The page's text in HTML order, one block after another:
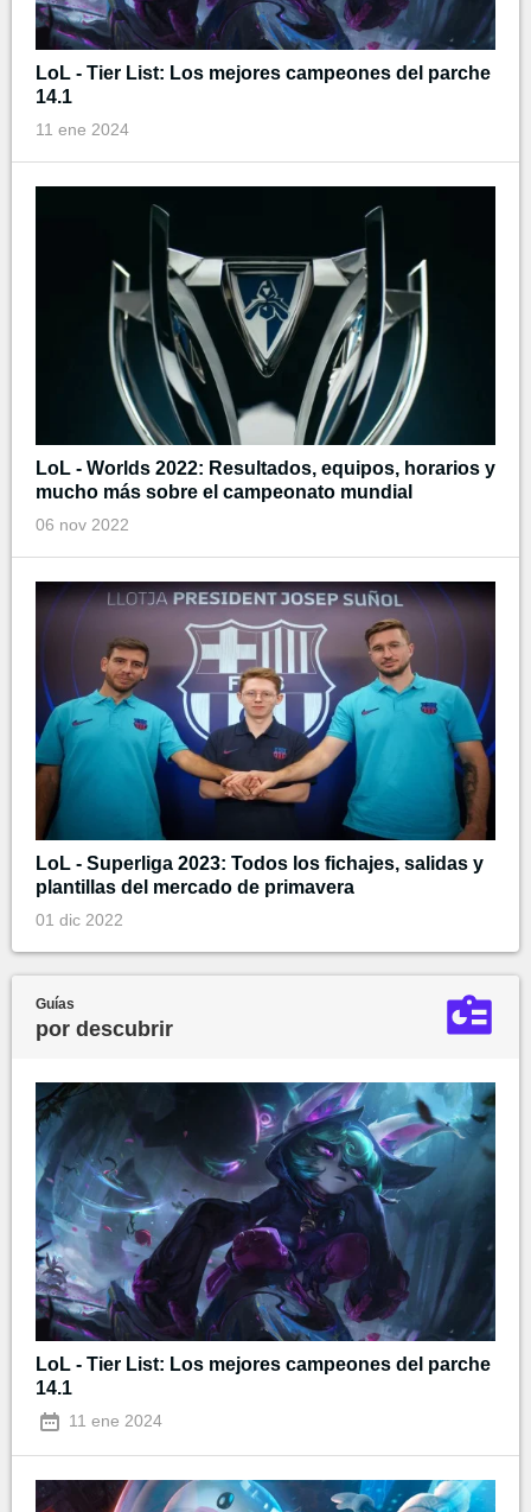
LoL - Tier List: Los mejores campeones del parche
14.1
11 ene 2024
LoL - Worlds 2022: Resultados, equipos, horarios y
mucho más sobre el campeonato mundial
06 nov 2022
LoL - Superliga 2023: Todos los fichajes, salidas y
plantillas del mercado de primavera
01 dic 2022
Guías
por descubrir
LoL - Tier List: Los mejores campeones del parche
14.1
11 ene 2024